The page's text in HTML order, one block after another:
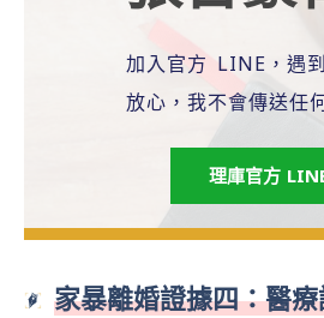
加入官方 LINE，遇
放心，我不會傳送任
理庫官方
家暴離婚證據四：醫